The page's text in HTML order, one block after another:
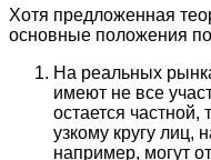
Хотя предложенная
основные положения
На реальных
имеют не все
остается частной,
узкому кругу
например, могут